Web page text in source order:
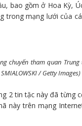
bao gồm ở Hoa Kỳ,
trong mạng lưới của
chuyến tham quan
/ Getty Images)
2 tin tặc này đã
này trên mạng